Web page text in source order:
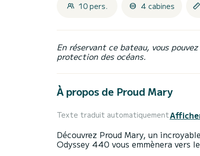
10 pers. 4 cabines
En réservant ce bateau, vous
protection des océans.
À propos de Proud Mary
Texte traduit automatiquement
Découvrez Proud Mary, un
Odyssey 440 vous emmènera vers